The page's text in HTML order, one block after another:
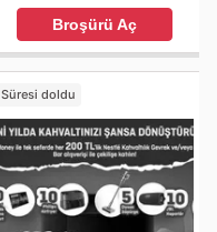
Broşürü Aç
Süresi doldu